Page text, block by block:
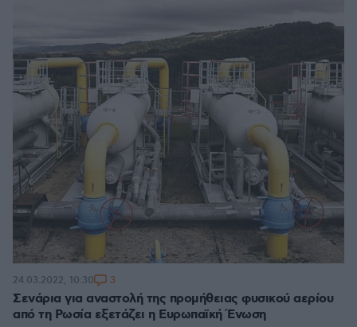
Σενάρια για αναστολή της προμήθειας φυσικού αερίου
από τη Ρωσία εξετάζει η Ευρωπαϊκή Ένωση
24.03.2022, 10:30 3